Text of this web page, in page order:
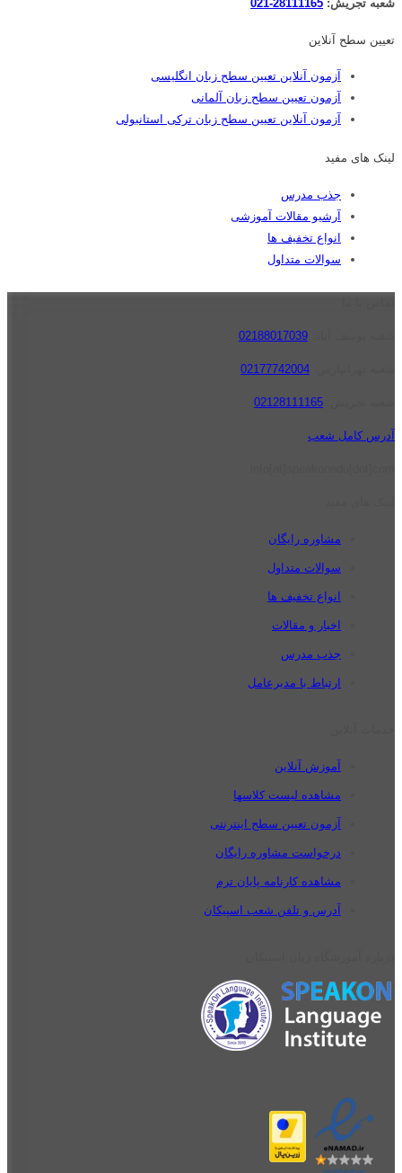
شعبه تجریش: 28111165-021
تعیین سطح آنلاین
آزمون آنلاین تعیین سطح زبان انگلیسی
آزمون تعیین سطح زبان آلمانی
آزمون آنلاین تعیین سطح زبان ترکی استانبولی
لینک های مفید
جذب مدرس
آرشیو مقالات آموزشی
انواع تخفیف ها
سوالات متداول
02188017039
02177742004
02128111165
آدرس کامل شعب
مشاوره رایگان
سوالات متداول
انواع تخفیف ها
اخبار و مقالات
جذب مدرس
ارتباط با مدیرعامل
آموزش آنلاین
مشاهده لیست کلاسها
آزمون تعیین سطح اینترنتی
درخواست مشاوره رایگان
مشاهده کارنامه پایان ترم
آدرس و تلفن شعب اسپیکان